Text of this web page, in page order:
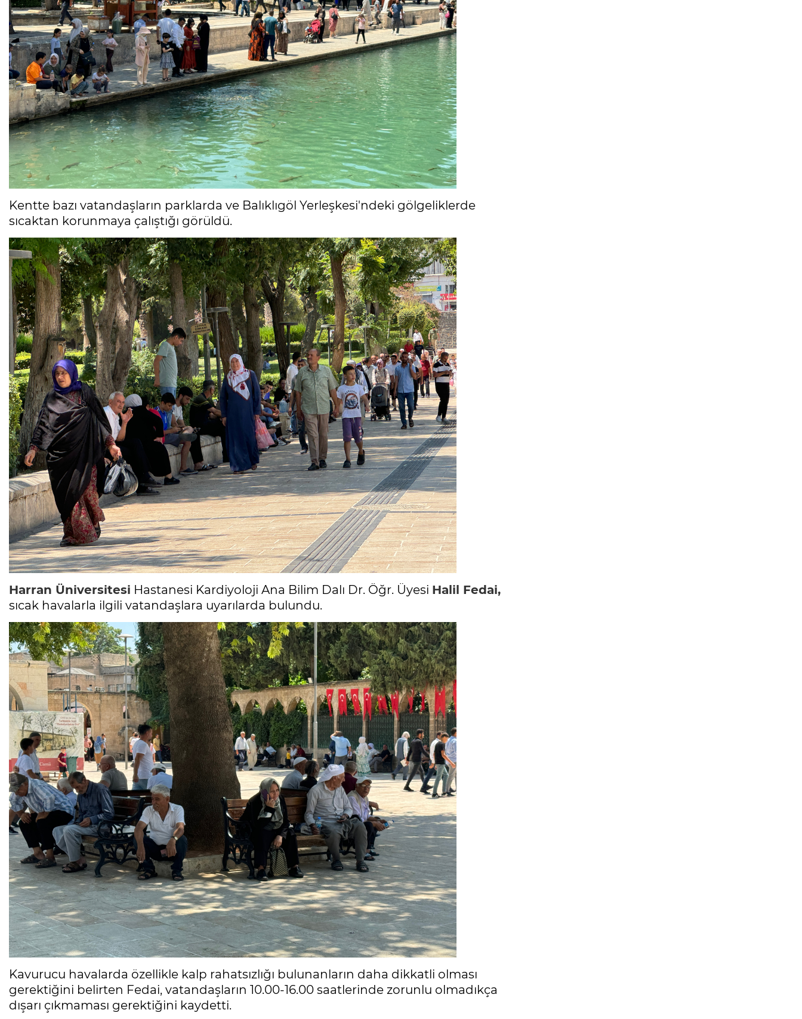
Kentte bazı vatandaşların parklarda ve Balıklıgöl Yerleşkesi'ndeki gölgeliklerde
sıcaktan korunmaya çalıştığı görüldü.
Harran Üniversitesi Hastanesi Kardiyoloji Ana Bilim Dalı Dr. Öğr. Üyesi Halil Fedai,
sıcak havalarla ilgili vatandaşlara uyarılarda bulundu.
Kavurucu havalarda özellikle kalp rahatsızlığı bulunanların daha dikkatli olması
gerektiğini belirten Fedai, vatandaşların 10.00-16.00 saatlerinde zorunlu olmadıkça
dışarı çıkmaması gerektiğini kaydetti.